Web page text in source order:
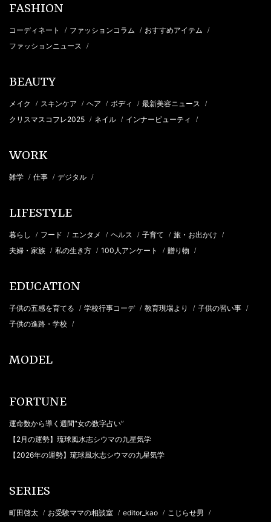
FASHION
コーディネート / ファッションコラム / おすすめアイテム /
ファッションニュース /
BEAUTY
メイク / スキンケア / ヘア / ボディ / 最新美容ニュース /
クリスマスコフレ2025 / ネイル / インナービューティ /
WORK
雑学 / 仕事 / デジタル /
LIFESTYLE
暮らし / フード / エンタメ / ヘルス / 子育て / 旅・お出かけ /
夫婦・家族 / 私の生き方 / 100人アンケート / 贈り物 /
EDUCATION
子供の五感を育てる / 学校行事コーデ / 教育現場より / 子供の習い事 /
子供の進路・学校 /
MODEL
FORTUNE
運命数から導く週間“女の数字占い”
【2月の運勢】琉球風水志シウマの九星気学
【2026年の運勢】琉球風水志シウマの九星気学
SERIES
町田啓太 / お受験ママの相談室 / editor_kao / こじらせ男 /